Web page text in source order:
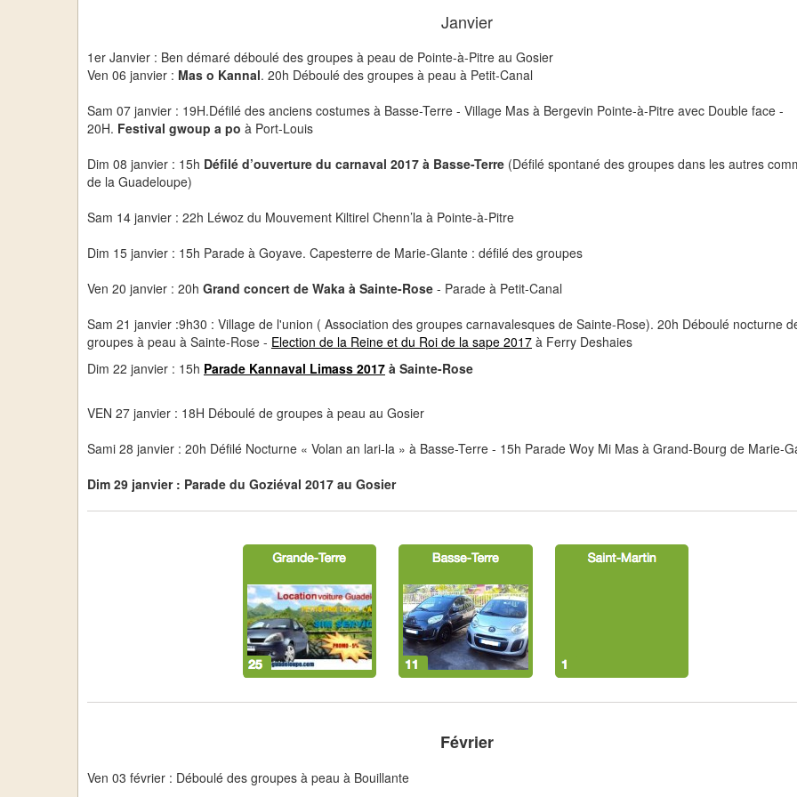
Janvier
1er Janvier : Ben démaré déboulé des groupes à peau de Pointe-à-Pitre au Gosier
Ven 06 janvier : Mas o Kannal. 20h Déboulé des groupes à peau à Petit-Canal
Sam 07 janvier : 19H.Défilé des anciens costumes à Basse-Terre - Village Mas à Bergevin Pointe-à-Pitre avec Double face -
20H. Festival gwoup a po à Port-Louis
Dim 08 janvier : 15h Défilé d’ouverture du carnaval 2017 à Basse-Terre (Défilé spontané des groupes dans les autres
de la Guadeloupe)
Sam 14 janvier : 22h Léwoz du Mouvement Kiltirel Chenn’la à Pointe-à-Pitre
Dim 15 janvier : 15h Parade à Goyave. Capesterre de Marie-Glante : défilé des groupes
Ven 20 janvier : 20h Grand concert de Waka à Sainte-Rose - Parade à Petit-Canal
Sam 21 janvier :9h30 : Village de l'union ( Association des groupes carnavalesques de Sainte-Rose). 20h Déboulé nocturne
groupes à peau à Sainte-Rose - Election de la Reine et du Roi de la sape 2017 à Ferry Deshaies
Dim 22 janvier : 15h Parade Kannaval Limass 2017 à Sainte-Rose
VEN 27 janvier : 18H Déboulé de groupes à peau au Gosier
Sami 28 janvier : 20h Défilé Nocturne « Volan an lari-la » à Basse-Terre - 15h Parade Woy Mi Mas à Grand-Bourg de Marie-
Dim 29 janvier : Parade du Goziéval 2017 au Gosier
Février
Ven 03 février : Déboulé des groupes à peau à Bouillante